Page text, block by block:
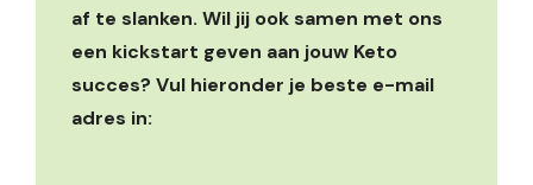
af te slanken. Wil jij ook samen met ons
een kickstart geven aan jouw Keto
succes? Vul hieronder je beste e-mail
adres in: